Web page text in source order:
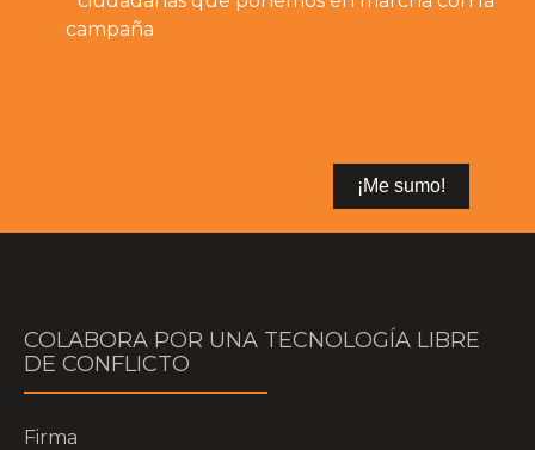
campaña
COLABORA POR UNA TECNOLOGÍA LIBRE
DE CONFLICTO
Firma